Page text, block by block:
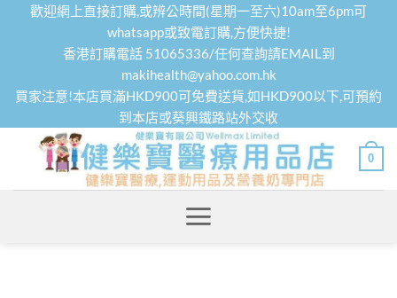
歡迎網上直接訂購,或辨公時間(星期一至六)10am至6pm可
whatsapp或致電訂購,方便快捷!
香港訂購電話 51065336/任何查詢請EMAIL到
makihealth@yahoo.com.hk
買家注意!本店買滿HKD900可免費送貨,如HKD900以下,可預約
到本店或葵興鐵路站外交收
0